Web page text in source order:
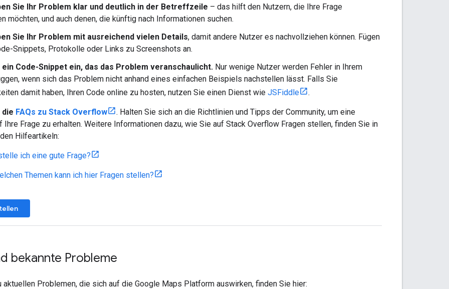
Sie Ihr Problem klar und deutlich in der Betreffzeile – das hilft den Nutzern, die Ihre Frage
möchten, und auch denen, die künftig nach Informationen suchen.
Sie Ihr Problem mit ausreichend vielen Details, damit andere Nutzer es nachvollziehen können. Fügen
Snippets, Protokolle oder Links zu Screenshots an.
ein Code-Snippet ein, das das Problem veranschaulicht. Nur wenige Nutzer werden Fehler in Ihrem
wenn sich das Problem nicht anhand eines einfachen Beispiels nachstellen lässt. Falls Sie
damit haben, Ihren Code online zu hosten, nutzen Sie einen Dienst wie JSFiddle .
die FAQs zu Stack Overflow
. Halten Sie sich an die Richtlinien und Tipps der Community, um eine
Ihre Frage zu erhalten. Weitere Informationen dazu, wie Sie auf Stack Overflow Fragen stellen, finden Sie in
Hilfeartikeln:
ich eine gute Frage?
Themen kann ich hier Fragen stellen?
bekannte Probleme
aktuellen Problemen, die sich auf die Google Maps Platform auswirken, finden Sie hier: